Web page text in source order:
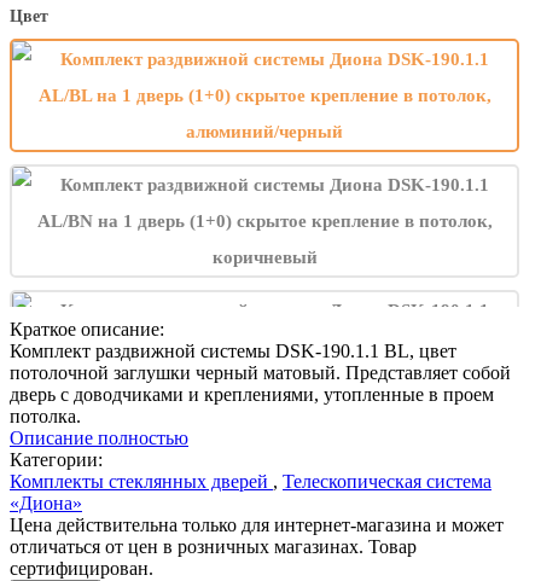
Цвет
Краткое описание:
Комплект раздвижной системы DSK-190.1.1 BL, цвет
потолочной заглушки черный матовый. Представляет собой
дверь с доводчиками и креплениями, утопленные в проем
потолка.
Описание полностью
Категории:
Комплекты стеклянных дверей , Телескопическая система
«Диона»
Цена действительна только для интернет-магазина и может
отличаться от цен в розничных магазинах. Товар
сертифицирован.